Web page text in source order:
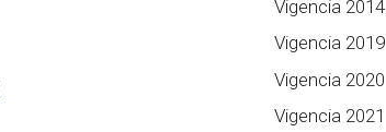
Vigencia 2014
Vigencia 2019
Vigencia 2020
Vigencia 2021